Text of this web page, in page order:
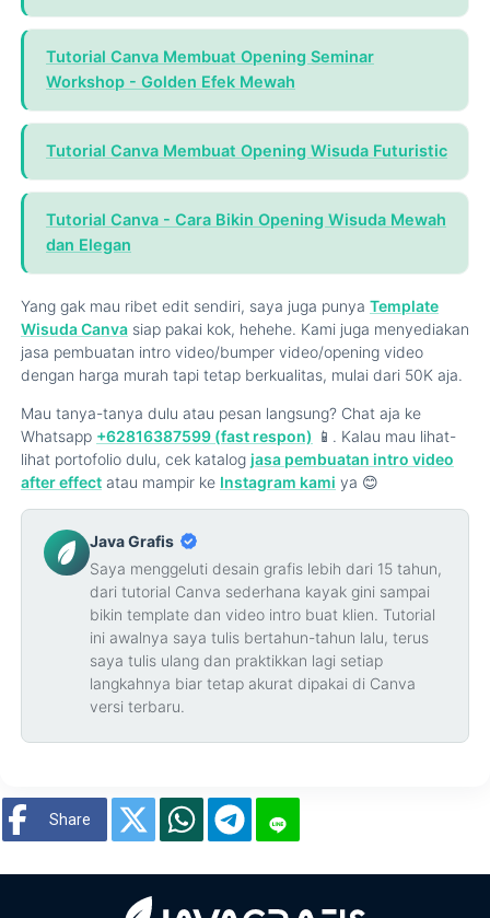
Tutorial Canva Membuat Opening Seminar
Workshop - Golden Efek Mewah
Tutorial Canva Membuat Opening Wisuda Futuristic
Tutorial Canva - Cara Bikin Opening Wisuda Mewah
dan Elegan
Yang gak mau ribet edit sendiri, saya juga punya Template
Wisuda Canva siap pakai kok, hehehe. Kami juga menyediakan
jasa pembuatan intro video/bumper video/opening video
dengan harga murah tapi tetap berkualitas, mulai dari 50K aja.
Mau tanya-tanya dulu atau pesan langsung? Chat aja ke
Whatsapp +62816387599 (fast respon) 📱. Kalau mau lihat-
lihat portofolio dulu, cek katalog jasa pembuatan intro video
after effect atau mampir ke Instagram kami ya 😊
Java Grafis
Saya menggeluti desain grafis lebih dari 15 tahun,
dari tutorial Canva sederhana kayak gini sampai
bikin template dan video intro buat klien. Tutorial
ini awalnya saya tulis bertahun-tahun lalu, terus
saya tulis ulang dan praktikkan lagi setiap
langkahnya biar tetap akurat dipakai di Canva
versi terbaru.
Share